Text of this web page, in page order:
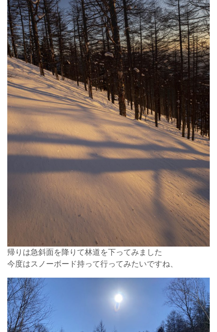
帰りは急斜面を降りて林道を下ってみました
今度はスノーボード持って行ってみたいですね、